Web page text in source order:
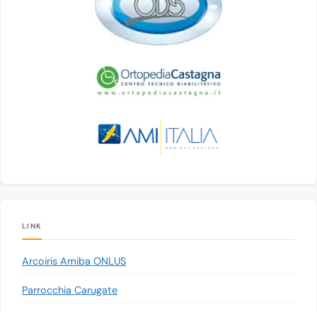
LINK
Arcoiris Amiba ONLUS
Parrocchia Carugate